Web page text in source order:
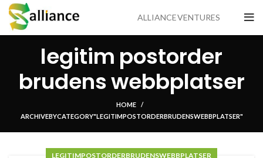
ALLIANCE VENTURES
legitim postorder
brudens webbplatser
HOME
ARCHIVE BY CATEGORY "LEGITIM POSTORDER BRUDENS WEBBPLATSER"
LEGITIM POSTORDER BRUDENS WEBBPLATSER